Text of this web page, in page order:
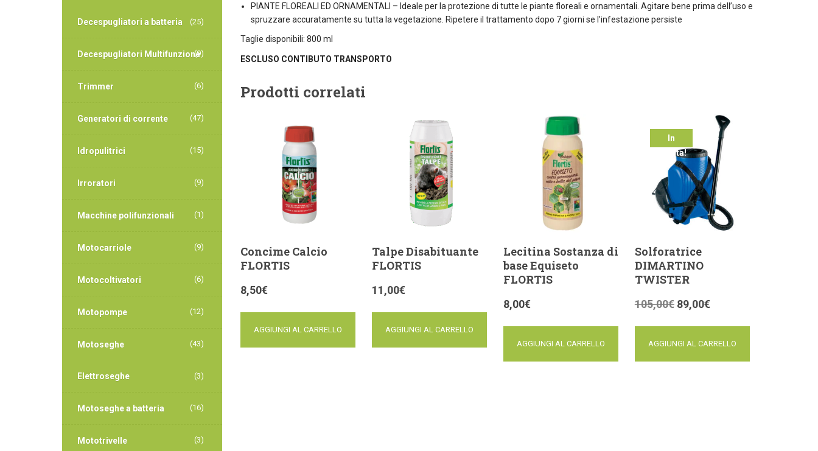
PIANTE FLOREALI ED ORNAMENTALI – Ideale per la protezione di tutte le piante floreali e ornamentali. Agitare bene prima dell’uso e
spruzzare accuratamente su tutta la vegetazione. Ripetere il trattamento dopo 7 giorni se l’infestazione persiste
Taglie disponibili: 800 ml
ESCLUSO CONTIBUTO TRANSPORTO
Prodotti correlati
Concime Calcio
FLORTIS
8,50€
AGGIUNGI AL CARRELLO
Talpe Disabituante
FLORTIS
11,00€
AGGIUNGI AL CARRELLO
Lecitina Sostanza di
base Equiseto
FLORTIS
8,00€
AGGIUNGI AL CARRELLO
In
offerta!
Solforatrice
DIMARTINO
TWISTER
105,00€ 89,00€
AGGIUNGI AL CARRELLO
Decespugliatori a batteria (25)
Decespugliatori Multifunzione
(9)
Trimmer (6)
Generatori di corrente (47)
Idropulitrici (15)
Irroratori (9)
Macchine polifunzionali (1)
Motocarriole (9)
Motocoltivatori (6)
Motopompe (12)
Motoseghe (43)
Elettroseghe (3)
Motoseghe a batteria (16)
Mototrivelle (3)